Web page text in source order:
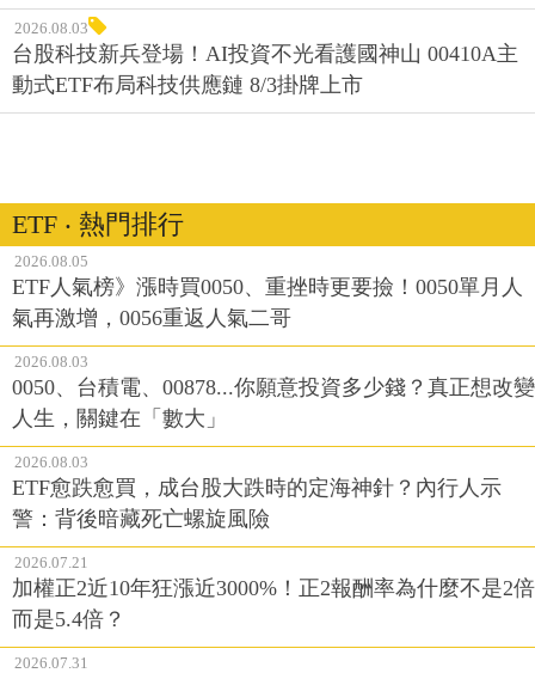
2026.08.03
台股科技新兵登場！AI投資不光看護國神山 00410A主
動式ETF布局科技供應鏈 8/3掛牌上市
ETF ‧ 熱門排行
2026.08.05
ETF人氣榜》漲時買0050、重挫時更要撿！0050單月人
氣再激增，0056重返人氣二哥
2026.08.03
0050、台積電、00878...你願意投資多少錢？真正想改變
人生，關鍵在「數大」
2026.08.03
ETF愈跌愈買，成台股大跌時的定海神針？內行人示
警：背後暗藏死亡螺旋風險
2026.07.21
加權正2近10年狂漲近3000%！正2報酬率為什麼不是2倍
而是5.4倍？
2026.07.31